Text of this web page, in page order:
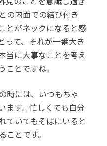
の内面での結び付き
とがネックになると感
って、それが一番大き
当に大事なことを考え
ことですね。
時には、いつもちゃ
ます。忙しくても自分
ていてもそばにいると
とです。